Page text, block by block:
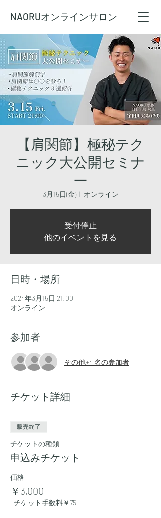
NAORUオンラインサロン
【肩関節】極秘テク
ニック大公開セミナ
ー
3月15日(金)
  |
オンライン
受付停止
他のイベントを見る
日時・場所
2024年3月15日 21:00
オンライン
参加者
その他+4 名の参加者
チケット詳細
販売終了
チケットの種類
申込みチケット
価格
￥3,000
+チケット手数料￥75